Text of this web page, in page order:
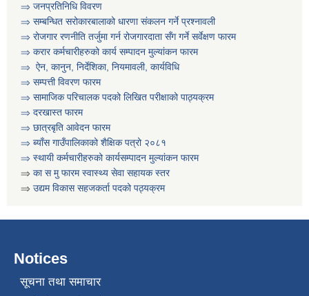
⇒ जनप्रतिनिधि विवरण
⇒ सम्बन्धित सरोकारबालाको धारणा संकलन गर्ने प्रश्नावली
⇒ रोजगार रणनीति तर्जुमा गर्न रोजगारदाता सँग गर्ने सर्वेक्षण फारम
⇒ करार कर्मचारीहरुको कार्य सम्पादन मुल्या‌ंकन फारम
⇒ ऐन, कानुन, निर्देशिका, नियमावली, कार्यविधि
⇒ सम्पत्ती विवरण फारम
⇒ सामाजिक परिचालक पदको लिखित परीक्षाको पाठ्यक्रम
⇒ दरखास्त फारम
⇒ छात्रबृति आवेदन फारम
⇒ ब्याँस गाउँपालिकाको शैक्षिक पत्रो २०८१
⇒ स्थायी कर्मचारीहरुको कार्यसम्पादन मुल्यांकन फारम
⇒ का स मु फारम स्वास्थ्य सेवा सहायक स्तर
⇒ उद्यम विकास सहजकर्ता पदको पठ्यक्रम
Notices
सूचना तथा समाचार